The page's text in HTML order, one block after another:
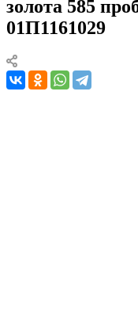
золота 585
01П1161029